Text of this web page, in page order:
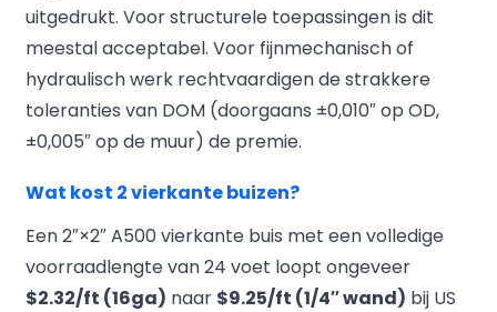
uitgedrukt. Voor structurele toepassingen is dit
meestal acceptabel. Voor fijnmechanisch of
hydraulisch werk rechtvaardigen de strakkere
toleranties van DOM (doorgaans ±0,010″ op OD,
±0,005″ op de muur) de premie.
Wat kost 2 vierkante buizen?
Een 2″×2″ A500 vierkante buis met een volledige
voorraadlengte van 24 voet loopt ongeveer
$2.32/ft (16ga) naar $9.25/ft (1/4″ wand) bij US